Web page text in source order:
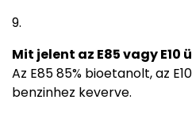
Mit jelent az E85 vagy E10
Az E85 85% bioetanolt, az
benzinhez keverve.